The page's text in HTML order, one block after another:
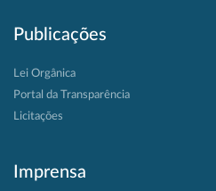
Publicações
Lei Orgânica
Portal da Transparência
Licitações
Imprensa